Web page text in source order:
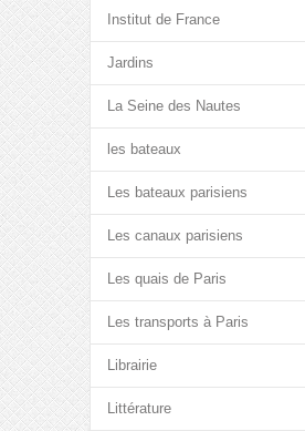
Institut de France
Jardins
La Seine des Nautes
les bateaux
Les bateaux parisiens
Les canaux parisiens
Les quais de Paris
Les transports à Paris
Librairie
Littérature